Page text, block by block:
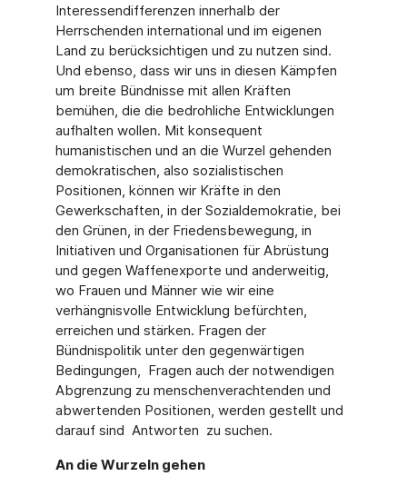
Interessendifferenzen innerhalb der
Herrschenden international und im eigenen
Land zu berücksichtigen und zu nutzen sind.
Und ebenso, dass wir uns in diesen Kämpfen
um breite Bündnisse mit allen Kräften
bemühen, die die bedrohliche Entwicklungen
aufhalten wollen. Mit konsequent
humanistischen und an die Wurzel gehenden
demokratischen, also sozialistischen
Positionen, können wir Kräfte in den
Gewerkschaften, in der Sozialdemokratie, bei
den Grünen, in der Friedensbewegung, in
Initiativen und Organisationen für Abrüstung
und gegen Waffenexporte und anderweitig,
wo Frauen und Männer wie wir eine
verhängnisvolle Entwicklung befürchten,
erreichen und stärken. Fragen der
Bündnispolitik unter den gegenwärtigen
Bedingungen, Fragen auch der notwendigen
Abgrenzung zu menschenverachtenden und
abwertenden Positionen, werden gestellt und
darauf sind Antworten zu suchen.
An die Wurzeln gehen